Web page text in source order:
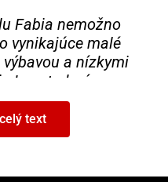
Fabia nemožno
vynikajúce malé
a nízkymi
Je potrebné
si uvedomíte,
musela Fabia
vo svojej triede,
text